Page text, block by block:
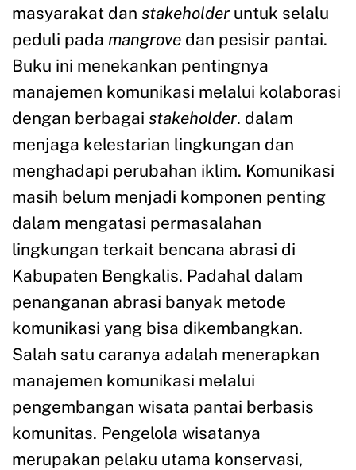
masyarakat dan stakeholder untuk selalu
peduli pada mangrove dan pesisir pantai.
Buku ini menekankan pentingnya
manajemen komunikasi melalui kolaborasi
dengan berbagai stakeholder. dalam
menjaga kelestarian lingkungan dan
menghadapi perubahan iklim. Komunikasi
masih belum menjadi komponen penting
dalam mengatasi permasalahan
lingkungan terkait bencana abrasi di
Kabupaten Bengkalis. Padahal dalam
penanganan abrasi banyak metode
komunikasi yang bisa dikembangkan.
Salah satu caranya adalah menerapkan
manajemen komunikasi melalui
pengembangan wisata pantai berbasis
komunitas. Pengelola wisatanya
merupakan pelaku utama konservasi,